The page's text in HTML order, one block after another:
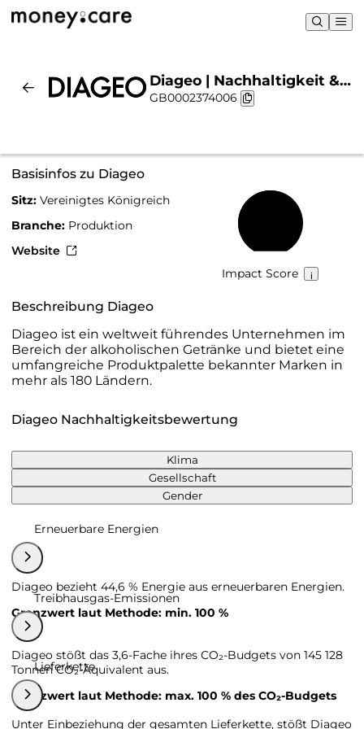
Diageo | Nachhaltigkeit &
Chart
GB0002374006
Basisinfos zu Diageo
Sitz: Vereinigtes Königreich
Branche: Produktion
Website
Impact Score
Beschreibung Diageo
Diageo ist ein weltweit führendes Unternehmen im
Bereich der alkoholischen Getränke und bietet eine
umfangreiche Produktpalette bekannter Marken in
mehr als 180 Ländern.
Diageo Nachhaltigkeitsbewertung
Klima
Gesellschaft
Gender
Erneuerbare Energien
Diageo bezieht 44,6 % Energie aus erneuerbaren Energien.
Grenzwert laut Methode: min. 100 %
Treibhausgas-Emissionen
Diageo stößt das 3,6-Fache ihres CO₂-Budgets von 145 128
Tonnen CO₂-Äquivalent aus.
Grenzwert laut Methode: max. 100 % des CO₂-Budgets
Lieferkette
Unter Einbeziehung der gesamten Lieferkette, stößt Diageo